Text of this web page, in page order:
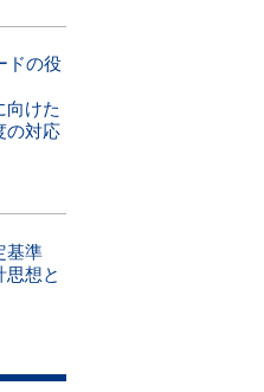
ドの役
向けた
の対応
基準
思想と